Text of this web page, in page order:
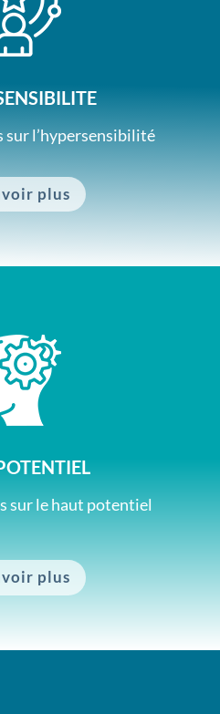
surl’hypersensibilité
plus
sur le haut potentiel
plus